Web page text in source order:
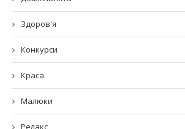
Здоров'я
Конкурси
Краса
Малюки
Релакс